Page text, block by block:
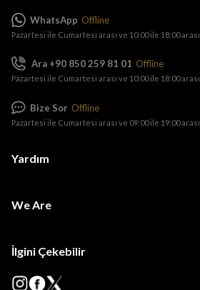
Yardım
We Are
İlgini Çekebilir
WhatsApp Offline
Pazartesi ile Cumartesi arası ve 10:00 ile 18:00 arası.
Ara +90 850 259 81 01 Offline
Pazartesi ile Cumartesi arası ve 10:00 ile 18:00 arası.
Bize Sor Offline
Pazartesi ile Cumartesi arası ve 09:00 ile 19:00 arası.